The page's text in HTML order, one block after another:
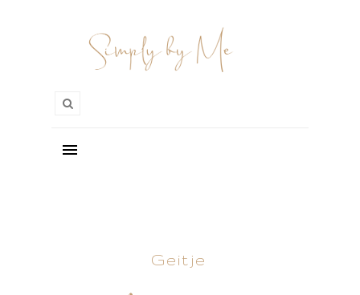
Geitje